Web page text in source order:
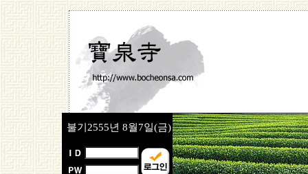
불기2555년 8월7일(금)